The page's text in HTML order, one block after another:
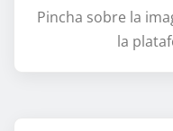
Pincha sobre la
la